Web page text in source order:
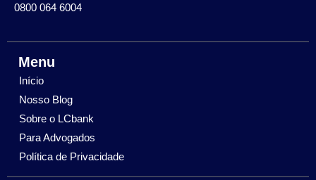
0800 064 6004
Menu
Início
Nosso Blog
Sobre o LCbank
Para Advogados
Política de Privacidade